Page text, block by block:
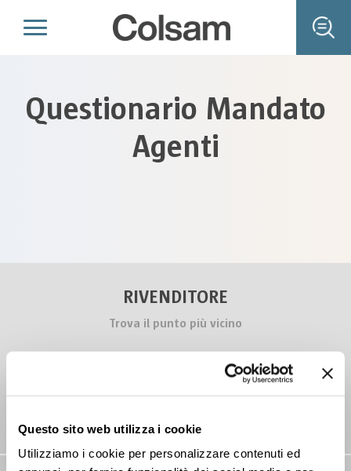
Questo sito web utilizza i cookie
Utilizziamo i cookie per personalizzare contenuti ed
Questionario Mandato
Agenti
RIVENDITORE
Trova il punto più vicino